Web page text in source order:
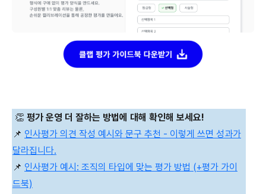
👏 평가 운영 더 잘하는 방법에 대해 확인해 보세요!
📌 인사평가 의견 작성 예시와 문구 추천 - 이렇게 쓰면 성과가
달라집니다.
📌 인사평가 예시: 조직의 타입에 맞는 평가 방법 (+평가 가이
드북)